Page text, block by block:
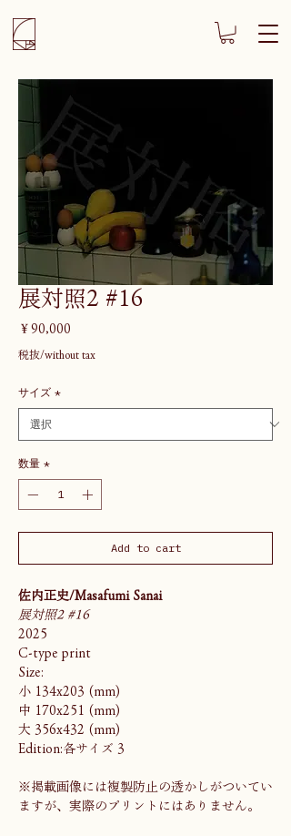
展対照2 #16
￥90,000
税抜/without tax
サイズ *
数量 *
Add to cart
佐内正史/Masafumi Sanai
展対照2 #16
2025
C-type print
Size:
小 134x203 (mm)
中 170x251 (mm)
大 356x432 (mm)
Edition:各サイズ 3
※掲載画像には複製防止の透かしがついてい
ますが、実際のプリントにはありません。